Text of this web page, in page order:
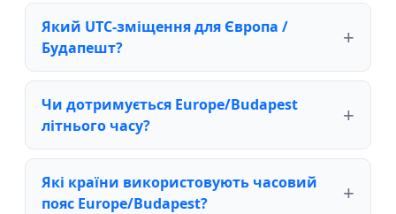
Який UTC-зміщення для Європа /
Будапешт?
Чи дотримується Europe/Budapest
літнього часу?
Які країни використовують часовий
пояс Europe/Budapest?